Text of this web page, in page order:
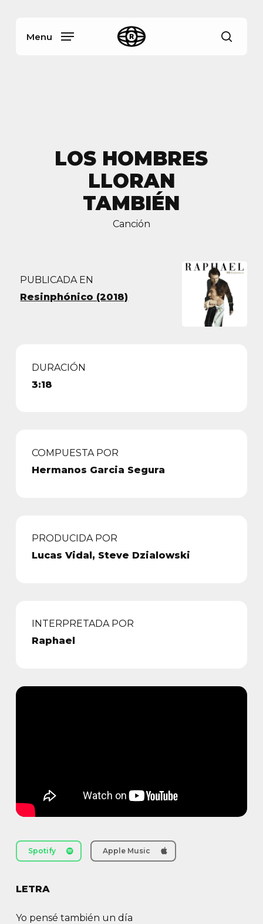
Menu
LOS HOMBRES
LLORAN
TAMBIÉN
Canción
LETRA
Yo pensé también un día
PUBLICADA EN
Resinphónico (2018)
DURACIÓN
3:18
COMPUESTA POR
Hermanos Garcia Segura
PRODUCIDA POR
Lucas Vidal, Steve Dzialowski
INTERPRETADA POR
Raphael
Spotify Apple Music